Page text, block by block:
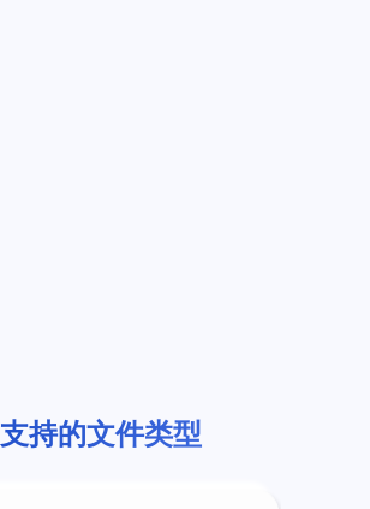
支持的文件类型